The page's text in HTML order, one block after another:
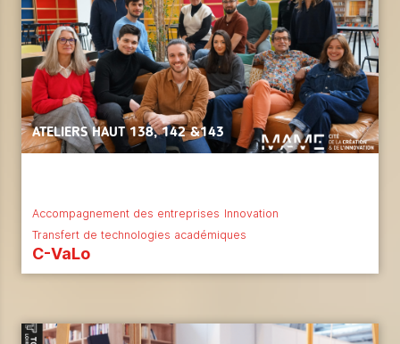
ATELIERS HAUT 138, 142 &143
Accompagnement des entreprises Innovation
Transfert de technologies académiques
C-VaLo